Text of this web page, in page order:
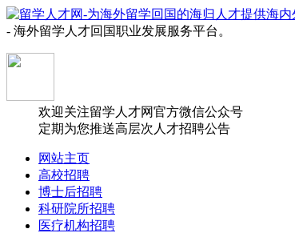
- 海外留学人才回国职业发展服务平台。
欢迎关注留学人才网官方微信公众号
定期为您推送高层次人才招聘公告
网站主页
高校招聘
博士后招聘
科研院所招聘
医疗机构招聘